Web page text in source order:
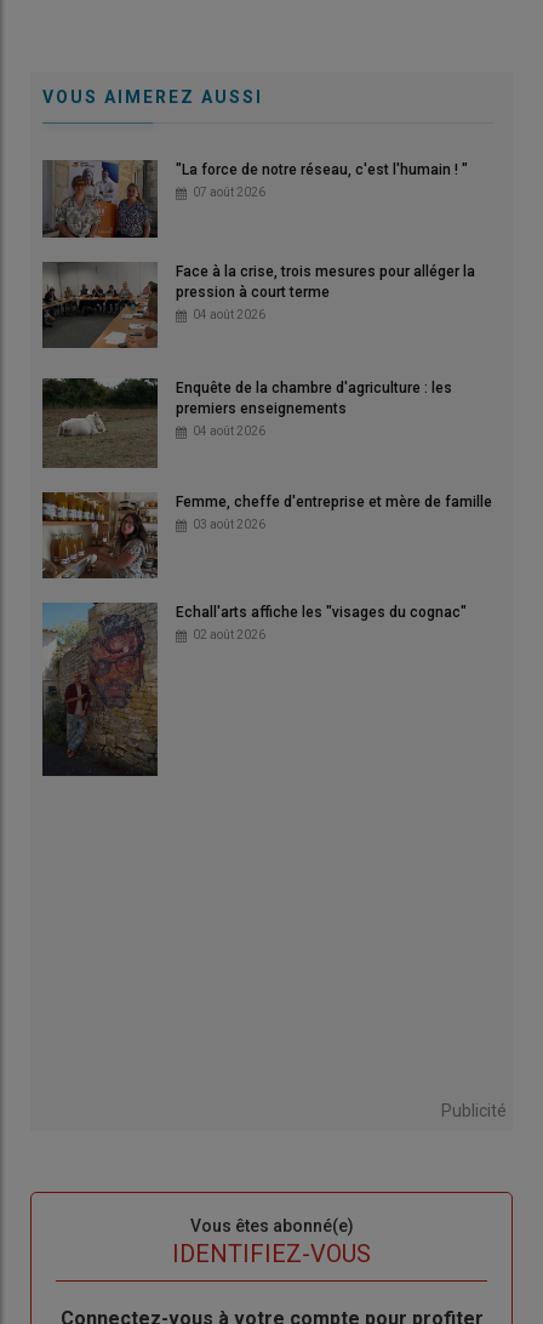
VOUS AIMEREZ AUSSI
"La force de notre réseau, c'est l'humain ! "
07 août 2026
Face à la crise, trois mesures pour alléger la
pression à court terme
04 août 2026
Enquête de la chambre d'agriculture : les
premiers enseignements
04 août 2026
Femme, cheffe d'entreprise et mère de famille
03 août 2026
Echall'arts affiche les "visages du cognac"
02 août 2026
Publicité
Vous êtes abonné(e)
IDENTIFIEZ-VOUS
Body
Connectez-vous à votre compte pour profiter